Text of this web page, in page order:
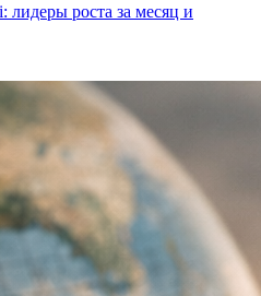
роста за месяц и